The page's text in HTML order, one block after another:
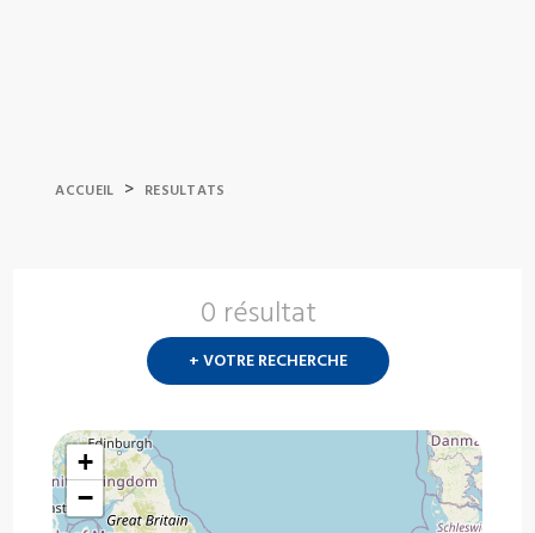
ACCUEIL > RESULTATS
0 résultat
+ VOTRE RECHERCHE
+
−